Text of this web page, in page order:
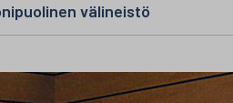
välineistö